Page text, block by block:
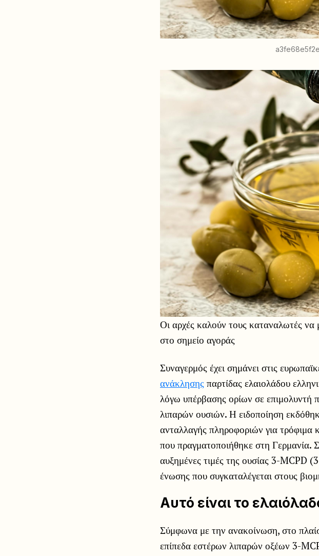
Οι αρχές καλούν τους καταναλωτές να
στο σημείο αγοράς
Συναγερμός έχει σημάνει στις
ανάκλησης παρτίδας ελαιολάδου
λόγω υπέρβασης ορίων σε επιμολυντή
λιπαρών ουσιών. Η ειδοποίηση
ανταλλαγής πληροφοριών για τρόφιμα
που πραγματοποιήθηκε στη Γερμανία.
αυξημένες τιμές της ουσίας 3-MCPD
ένωσης που συγκαταλέγεται στους
Αυτό είναι το
Σύμφωνα με την ανακοίνωση, στο
επίπεδα εστέρων λιπαρών οξέων 3-